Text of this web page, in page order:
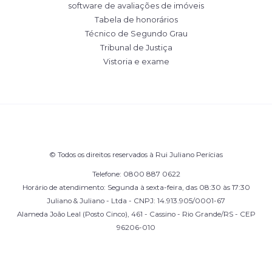
software de avaliações de imóveis
Tabela de honorários
Técnico de Segundo Grau
Tribunal de Justiça
Vistoria e exame
© Todos os direitos reservados à Rui Juliano Perícias
Telefone: 0800 887 0622
Horário de atendimento: Segunda à sexta-feira, das 08:30 às 17:30
Juliano & Juliano - Ltda - CNPJ: 14.913.905/0001-67
Alameda João Leal (Posto Cinco), 461 - Cassino - Rio Grande/RS - CEP
96206-010